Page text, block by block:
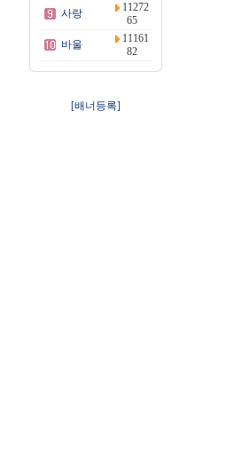
사랑
11272
65
바울
11161
82
[배너등록]